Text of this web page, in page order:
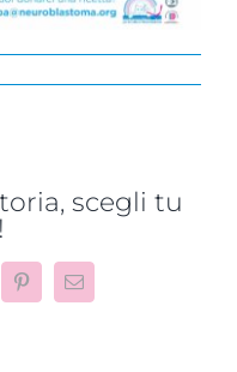
scegli tu
PinterestEmail